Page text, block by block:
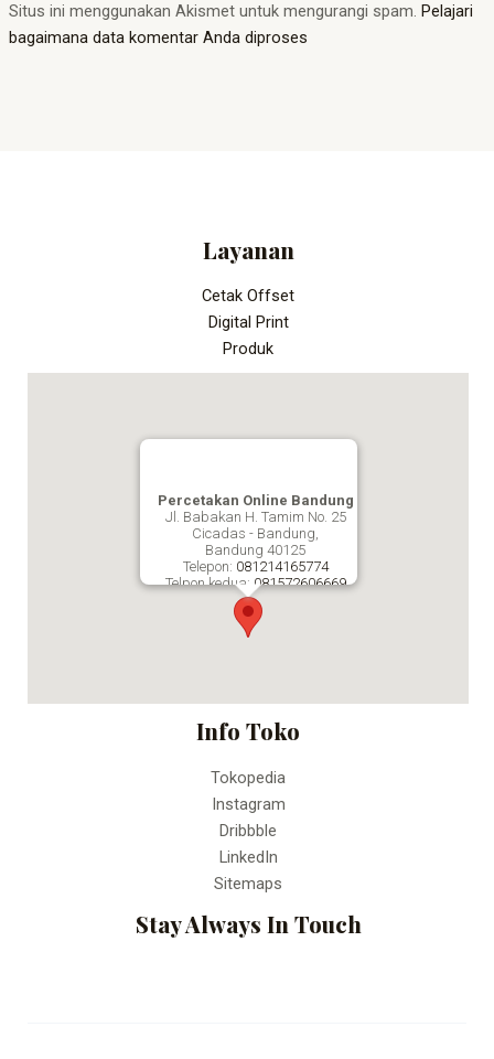
Situs ini menggunakan Akismet untuk mengurangi spam. Pelajari
bagaimana data komentar Anda diproses
Layanan
Cetak Offset
Digital Print
Produk
Percetakan Online Bandung
Jl. Babakan H. Tamim No. 25
Cicadas - Bandung,
Bandung 40125
Telepon: 081214165774
Telpon kedua: 081572606669
Percetakan Online Bandung
Info Toko
Tokopedia
Instagram
Dribbble
LinkedIn
Sitemaps
Stay Always In Touch